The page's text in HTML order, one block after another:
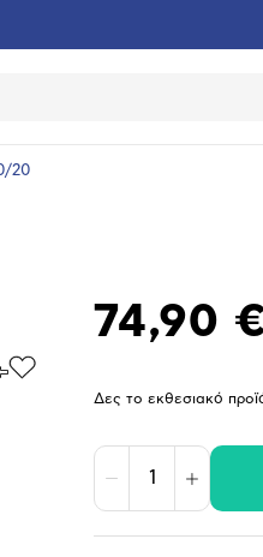
20
Προσθήκη
74,90
Δες το εκθεσιακό
Μείωση Αύξηση